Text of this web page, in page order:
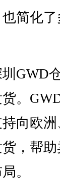
简化
仓
。
向欧
，帮
。